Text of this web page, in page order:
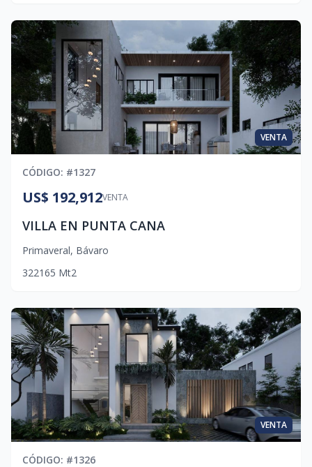
VENTA
CÓDIGO: #1327
VENTA
US$ 192,912
VILLA EN PUNTA CANA
Primaveral, Bávaro
322165 Mt2
VENTA
CÓDIGO: #1326